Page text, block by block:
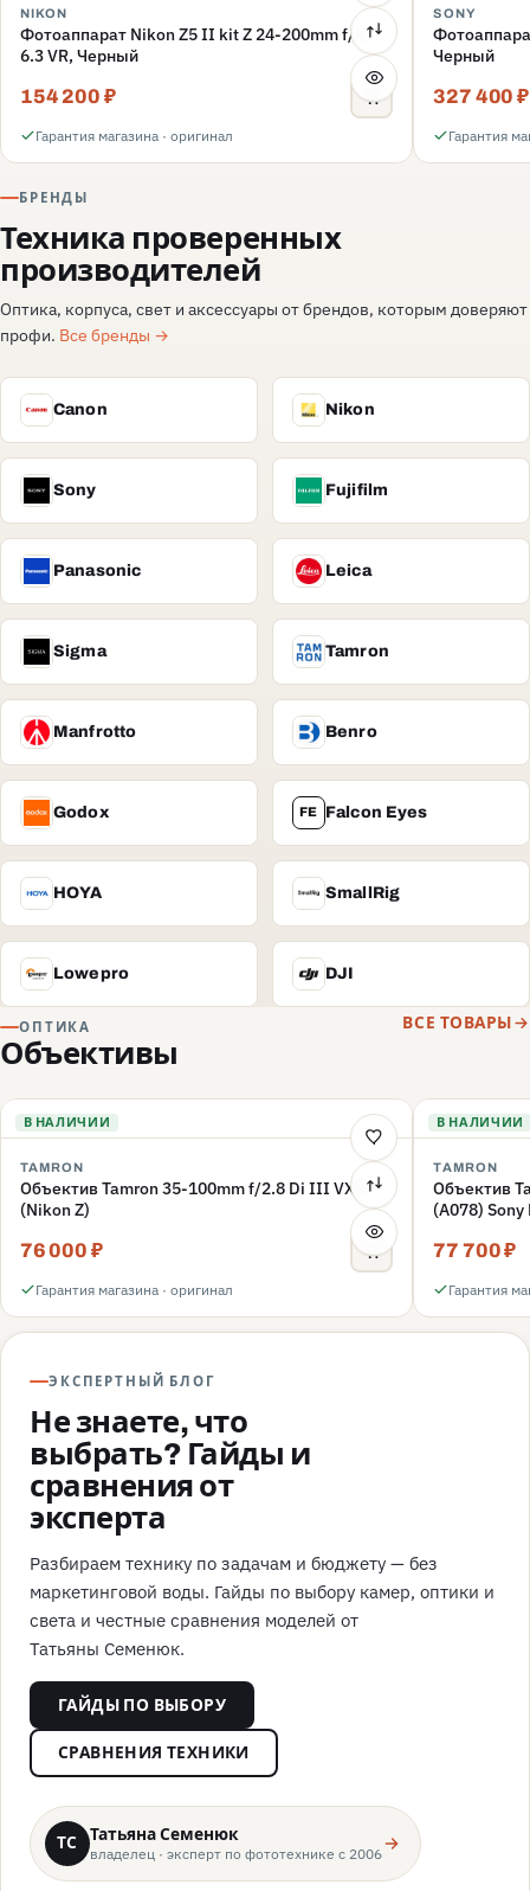
NIKON
Фотоаппарат Nikon Z5 II kit Z 24-200mm f/4-
6.3 VR, Черный
154 200 ₽
Гарантия магазина · оригинал
SONY
Черный
327 400 ₽
Гарантия
БРЕНДЫ
Техника проверенных
производителей
Оптика, корпуса, свет и аксессуары от брендов, которым доверяют
профи. Все бренды →
C Canon N Nikon
S Sony F Fujifilm
P Panasonic L Leica
S Sigma T Tamron
M Manfrotto B Benro
G Godox FE Falcon Eyes
H HOYA S SmallRig
L Lowepro D DJI
ОПТИКА
Объективы
ВСЕ ТОВАРЫ
В НАЛИЧИИ
TAMRON
Объектив Tamron 35-100mm f/2.8 Di III VXD
(Nikon Z)
76 000 ₽
Гарантия магазина · оригинал
В НАЛИЧИИ
TAMRON
Объектив
(A078)
77 700 ₽
Гарантия
ЭКСПЕРТНЫЙ БЛОГ
Не знаете, что
выбрать? Гайды и
сравнения от
эксперта
Разбираем технику по задачам и бюджету — без
маркетинговой воды. Гайды по выбору камер, оптики и
света и честные сравнения моделей от
Татьяны Семенюк.
ГАЙДЫ ПО ВЫБОРУ
СРАВНЕНИЯ ТЕХНИКИ
ТС Татьяна Семенюк
владелец · эксперт по фототехнике с 2006